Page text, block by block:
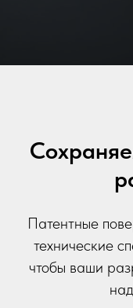
Патентные
технические
чтобы ваши